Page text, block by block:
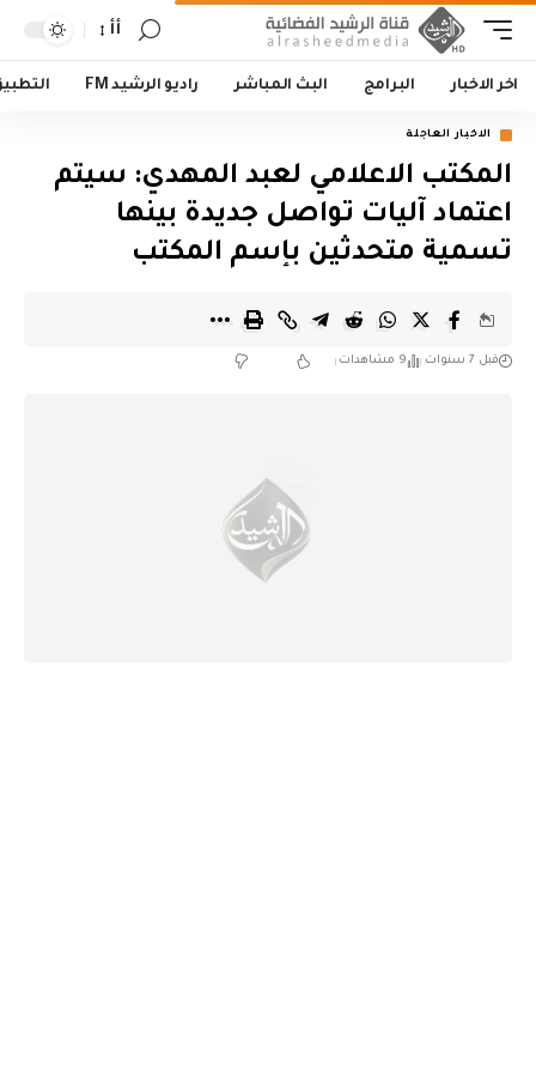
أأ
اخر الاخبار البرامج البث المباشر راديو الرشيد FM
الاخبار العاجلة
المكتب الاعلامي لعبد المهدي: سيتم
اعتماد آليات تواصل جديدة بينها
تسمية متحدثين بإسم المكتب
قبل 7 سنوات 9 مشاهدات